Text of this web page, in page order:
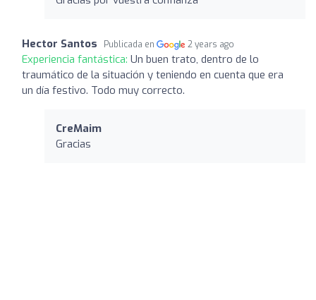
Hector Santos Publicada en 2 years ago
Experiencia fantástica: Un buen trato, dentro de lo
traumático de la situación y teniendo en cuenta que era
un día festivo. Todo muy correcto.
CreMaim
Gracias